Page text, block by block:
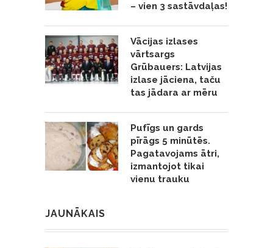
– vien 3 sastāvdaļas!
Vācijas izlases
vārtsargs
Grūbauers: Latvijas
izlase jāciena, taču
tas jādara ar mēru
Pufīgs un gards
pīrāgs 5 minūtēs.
Pagatavojams ātri,
izmantojot tikai
vienu trauku
JAUNĀKAIS